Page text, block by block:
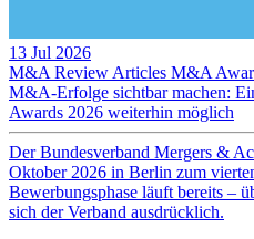
13 Jul 2026
M&A Review Articles M&A
M&A-Erfolge sichtbar machen:
Awards 2026 weiterhin möglich
Der Bundesverband Mergers &
Oktober 2026 in Berlin zum
Bewerbungsphase läuft bereits –
sich der Verband ausdrücklich.